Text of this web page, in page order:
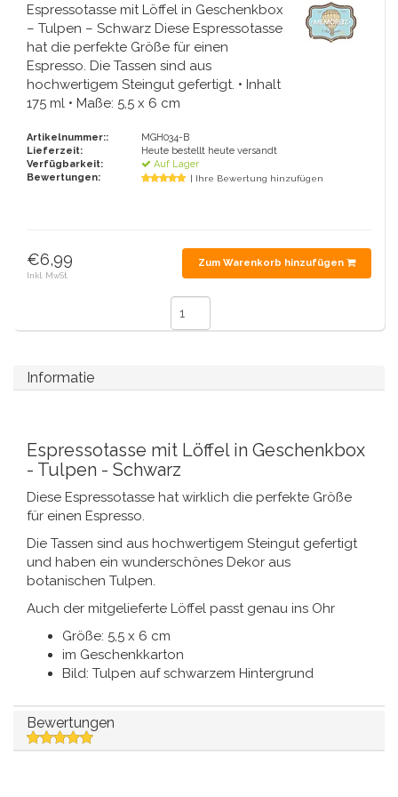
Piet Mondriaan
Maria Sibylla Merian
Jacob Marrel
Fabritius – Der Stieglitz
Orange Artikel
Tassen und Puffs
Sankt Nikolaus
Pillen und Spiegelboxen
Nautische Souvenirs
Aschenbecher
Grüße & Postkarten
Artikel des Königshauses
Wandteller - Bunt und Delfter Blau
Spielkarten
Tragetaschen aus Baumwolle
Faltbare Nylontaschen
Kulturbeutel – Schminktaschen
Strampler und Lätzchen
Fans
Reisen - Nackenkissen
Delfter Blau-Grußkarten
Delfter blaue Teelichthalter
Delfter blaue Fliesen
Delfter blaue Vasen
Delfter blaue Servietten
Delfter blaue Modeartikel
Espressotasse mit Löffel in Geschenkbox
– Tulpen – Schwarz Diese Espressotasse
hat die perfekte Größe für einen
Espresso. Die Tassen sind aus
hochwertigem Steingut gefertigt. • Inhalt
175 ml • Maße: 5,5 x 6 cm
Artikelnummer::
MGH034-B
Lieferzeit:
Heute bestellt heute versandt
Verfügbarkeit:
Auf Lager
Bewertungen:
| Ihre Bewertung hinzufügen
€6,99
Inkl. MwSt.
Zum Warenkorb hinzufügen
Informatie
Espressotasse mit Löffel in Geschenkbox
- Tulpen - Schwarz
Diese Espressotasse hat wirklich die perfekte Größe
für einen Espresso.
Die Tassen sind aus hochwertigem Steingut gefertigt
und haben ein wunderschönes Dekor aus
botanischen Tulpen.
Auch der mitgelieferte Löffel passt genau ins Ohr
Größe: 5,5 x 6 cm
im Geschenkkarton
Bild: Tulpen auf schwarzem Hintergrund
Bewertungen